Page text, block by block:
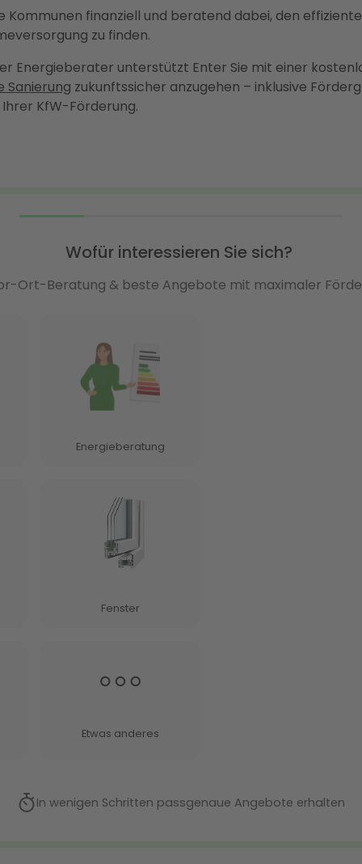
Kommunen finanziell und beratend dabei, den
zu finden.
Energieberater unterstützt Enter Sie mit einer
Sanierung zukunftssicher anzugehen – inklusive
KfW-Förderung.